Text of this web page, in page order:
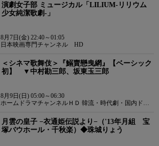
演劇女子部 ミュージカル「LILIUM-リリウム
少女純潔歌劇-」
8月7日(金) 22:40～01:05
日本映画専門チャンネル HD
＜シネマ歌舞伎＞『鰯賣戀曳網』【ベーシック
初】 ▼中村勘三郎、坂東玉三郎
8月9日(日) 05:00～06:30
ホームドラマチャンネルＨＤ 韓流・時代劇・国内ドラ
月雲の皇子 −衣通姫伝説より−（'13年月組 宝
塚バウホール・千秋楽）◆珠城りょう